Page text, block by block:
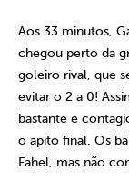
Aos 33 minutos,
chegou perto da
goleiro rival, que
evitar o 2 a 0!
bastante e
o apito final. Os
Fahel, mas não